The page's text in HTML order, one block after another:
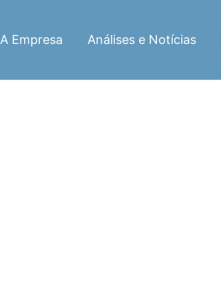
A Empresa Análises e Notícias